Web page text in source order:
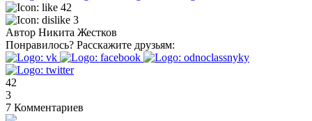
42
3
Автор Никита Жестков
Понравилось? Расскажите друзьям:
42
3
7 Комментариев